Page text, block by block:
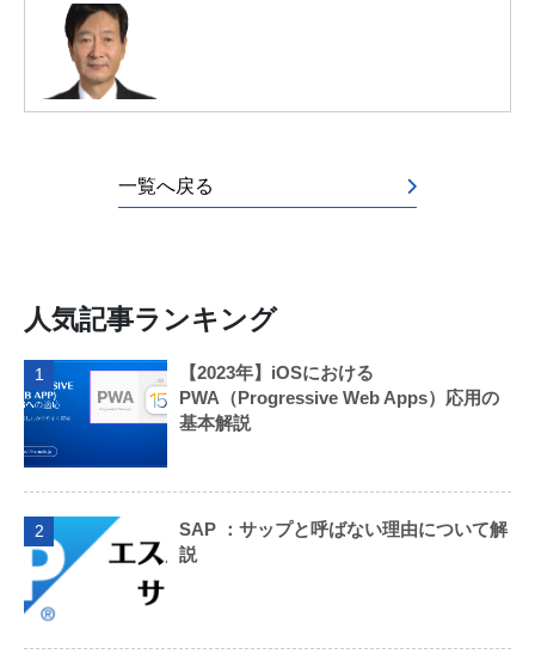
一覧へ戻る
人気記事ランキング
1
【2023年】iOSにおける
PWA（Progressive Web Apps）応用の
基本解説
2
SAP ：サップと呼ばない理由について解
説